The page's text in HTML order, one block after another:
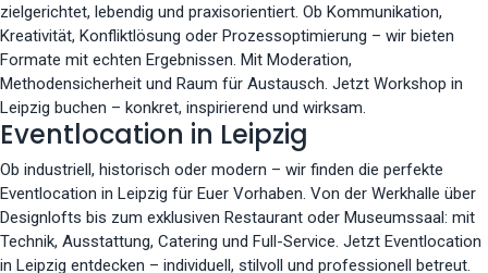
zielgerichtet, lebendig und praxisorientiert. Ob Kommunikation,
Kreativität, Konfliktlösung oder Prozessoptimierung – wir bieten
Formate mit echten Ergebnissen. Mit Moderation,
Methodensicherheit und Raum für Austausch. Jetzt Workshop in
Leipzig buchen – konkret, inspirierend und wirksam.
Eventlocation in Leipzig
Ob industriell, historisch oder modern – wir finden die perfekte
Eventlocation in Leipzig für Euer Vorhaben. Von der Werkhalle über
Designlofts bis zum exklusiven Restaurant oder Museumssaal: mit
Technik, Ausstattung, Catering und Full-Service. Jetzt Eventlocation
in Leipzig entdecken – individuell, stilvoll und professionell betreut.